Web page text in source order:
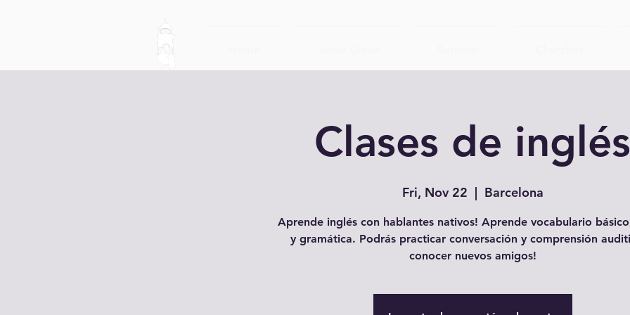
Clases de inglés
Fri, Nov 22
  |
Barcelona
Aprende inglés con hablantes nativos! Aprende vocabulario
y gramática. Podrás practicar conversación y comprensión
conocer nuevos amigos!